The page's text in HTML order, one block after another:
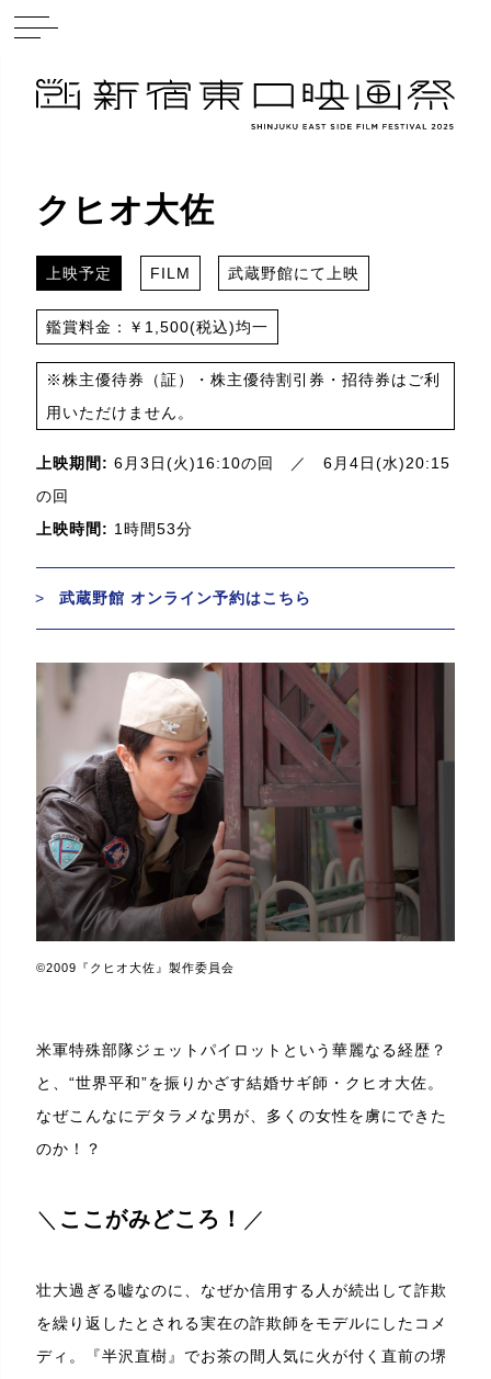
クヒオ大佐
上映予定 FILM 武蔵野館にて上映
鑑賞料金：￥1,500(税込)均一
※株主優待券（証）・株主優待割引券・招待券はご利
用いただけません。
上映期間: 6月3日(火)16:10の回 ／ 6月4日(水)20:15
の回
上映時間: 1時間53分
武蔵野館 オンライン予約はこちら
©2009『クヒオ大佐』製作委員会
米軍特殊部隊ジェットパイロットという華麗なる経歴？
と、“世界平和”を振りかざす結婚サギ師・クヒオ大佐。
なぜこんなにデタラメな男が、多くの女性を虜にできた
のか！？
＼ ここがみどころ！ ／
壮大過ぎる嘘なのに、なぜか信用する人が続出して詐欺
を繰り返したとされる実在の詐欺師をモデルにしたコメ
ディ。『半沢直樹』でお茶の間人気に火が付く直前の堺